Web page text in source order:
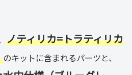
ノティリカ=トラティリカ
のキットに含まれるパーツと、